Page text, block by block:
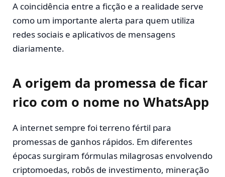
A coincidência entre a ficção e a realidade serve
como um importante alerta para quem utiliza
redes sociais e aplicativos de mensagens
diariamente.
A origem da promessa de ficar
rico com o nome no WhatsApp
A internet sempre foi terreno fértil para
promessas de ganhos rápidos. Em diferentes
épocas surgiram fórmulas milagrosas envolvendo
criptomoedas, robôs de investimento, mineração